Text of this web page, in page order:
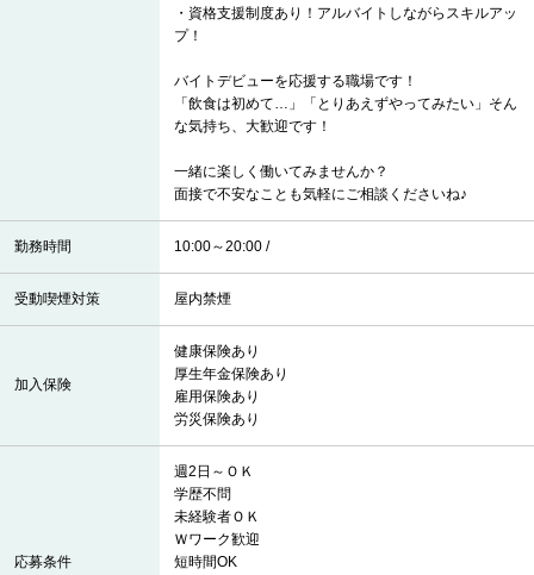
・資格支援制度あり！アルバイトしながらスキルアッ
プ！
バイトデビューを応援する職場です！
「飲食は初めて…」「とりあえずやってみたい」そん
な気持ち、大歓迎です！
一緒に楽しく働いてみませんか？
面接で不安なことも気軽にご相談くださいね♪
勤務時間 10:00～20:00 /
受動喫煙対策 屋内禁煙
加入保険
健康保険あり
厚生年金保険あり
雇用保険あり
労災保険あり
応募条件
週2日～ＯＫ
学歴不問
未経験者ＯＫ
Ｗワーク歓迎
短時間OK